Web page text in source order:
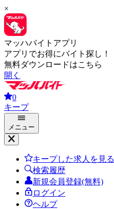
×
マッハバイトアプリ
アプリでお得にバイト探し！
無料ダウンロードはこちら
開く
0
キープ
メニュー
キープした求人を見る
検索履歴
新規会員登録(無料)
ログイン
ヘルプ